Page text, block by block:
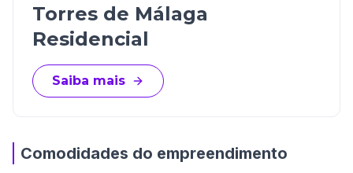
Torres de Málaga
Residencial
Saiba mais
Comodidades do empreendimento